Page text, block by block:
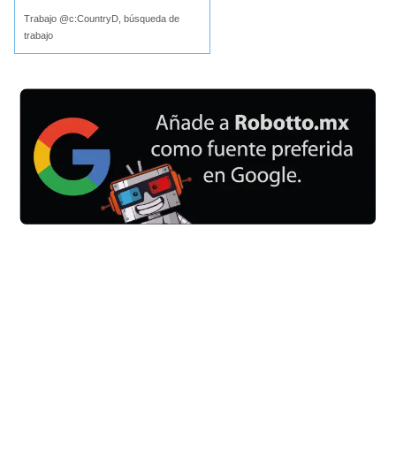
Trabajo @c:CountryD, búsqueda de
trabajo